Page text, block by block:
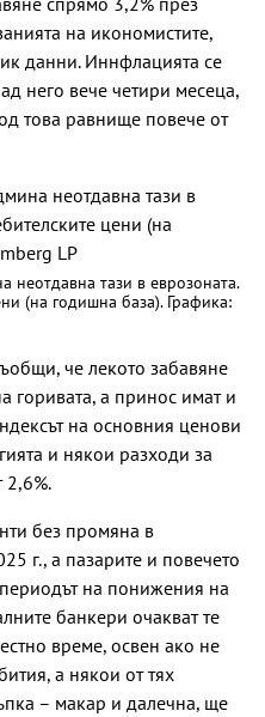
на икономистите,
данни. Иннфлацията се
него вече четири месеца,
това равнище повече от
тази в еврозоната.
(на годишна база). Графика:
че лекото забавяне
горивата, а принос имат и
на основния ценови
и някои разходи за
2,6%.
без промяна в
г., а пазарите и повечето
на понижения на
банкери очакват те
време, освен ако не
а някои от тях
– макар и далечна, ще